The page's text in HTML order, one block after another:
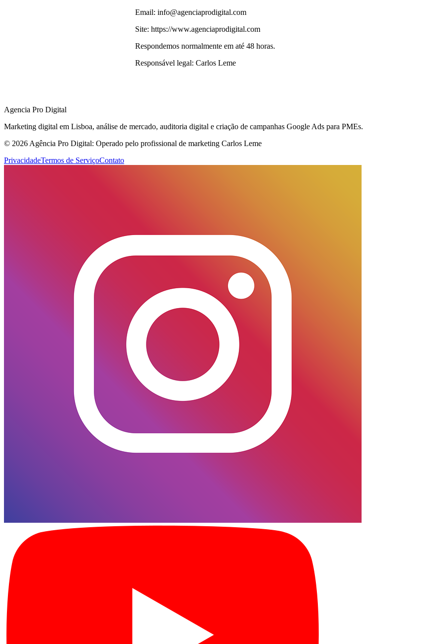
Email: info@agenciaprodigital.com
Site: https://www.agenciaprodigital.com
Respondemos normalmente em até 48 horas.
Responsável legal: Carlos Leme
Agencia Pro Digital
Marketing digital em Lisboa, análise de mercado, auditoria digital e criação de campanhas Google Ads para PMEs.
© 2026 Agência Pro Digital: Operado pelo profissional de marketing Carlos Leme
PrivacidadeTermos de ServiçoContato